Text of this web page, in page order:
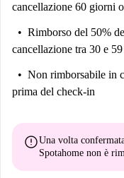
cancellazione 60 giorni
Rimborso del 50%
cancellazione tra 30 e
Non rimborsabile in
prima del check-in
errorUna volta
Spotahome non è